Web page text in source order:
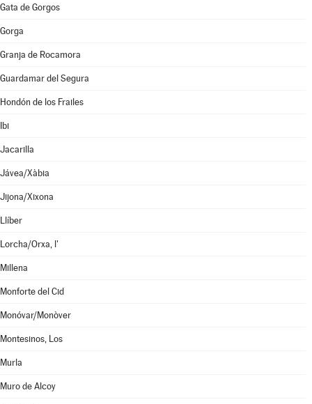
Gata de Gorgos
Gorga
Granja de Rocamora
Guardamar del Segura
Hondón de los Frailes
Ibi
Jacarilla
Jávea/Xàbia
Jijona/Xixona
Llíber
Lorcha/Orxa, l'
Millena
Monforte del Cid
Monóvar/Monòver
Montesinos, Los
Murla
Muro de Alcoy